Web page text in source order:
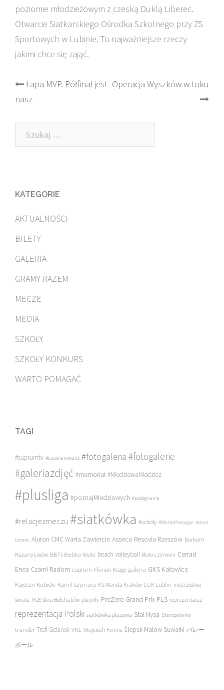
poziomie młodzieżowym z czeską Duklą Liberec.
Otwarcie Siatkarskiego Ośrodka Szkolnego przy ZS
Sportowych w Lubinie. To najważniejsze rzeczy
jakimi chce się zająć.
Post
navigation
Łapa MVP. Półfinał jest
nasz
Operacja Wyszków w toku
Szukaj:
KATEGORIE
AKTUALNOŚCI
BILETY
GALERIA
GRAMY RAZEM
MECZE
MEDIA
SZKOŁY
SZKOŁY KONKURS
WARTO POMAGAĆ
TAGI
#cuprumtv #czasnarewanż #fotogaleria #fotogalerie
#galeriazdjęć #memoriał #MiedziowaMlodziez
#plusliga #poznajMiedziowych #pożegnania
#relacjezmeczu #siatkówka #szkoły #WartoPomagac Adam
Lorenc Aluron CMC Warta Zawiercie Asseco Resovia Rzeszów Barkom
Każany Lwów BBTS Bielsko-Biała beach volleyball Biało-czerwoni Cerrad
Enea Czarni Radom cuprum Florian Krage galeria GKS Katowice
Kajetan Kubicki Kamil Szymura KS Wanda Kraków LUK Lublin mistrzostwa
świata PGE Skra Bełchatów playoffy PreZero Grand Prix PLS reprezentacja
reprezentacja Polski siatkówka plażowa Stal Nysa Staropolanka
transfer Trefl Gdańsk VNL Wojciech Ferens Ślepsk Malow Suwałki バレー
ボール